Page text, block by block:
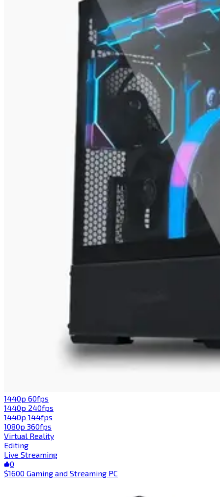
1440p 60fps​​​​‌ ‍ ​‍​‍‌‍ ‌ ​‍‌‍‍‌‌‍‌ ‌‍‍‌‌‍ ‍​‍​‍​ ‍‍​‍​‍‌ ​ ‌‍​‌‌‍ ‍‌‍‍‌‌ ‌​‌ ‍‌​‍ ‍‌‍‍‌‌‍ ​‍​‍​‍ ​​‍​‍‌‍‍​‌ ​‍‌‍‌‌‌‍‌‍​‍​‍​ ‍‍​‍​‍​‍ ‌‍​‌‌‍‌​‌‍ ‌‌‍‍‌‌‍ ‍​‍ ‌‍‍‌‌‍ ‍‌ ‌​‌‍‌‌‌‍ ‍‌ ‌​​‍ ‌‍‌‌‌‍‌​‌‍‍‌‌ ‌​​‍ ‌‍ ‌‌‍ ‌‍‌​‌‍‌‌​ ‌‌ ​​‌ ​‍‌‍‌‌‌ ​ ‌‍‌‌‌‍ ‍‌ ‌​‌‍​‌‌ ‌​‌‍‍‌‌‍ ‌‍ ‍​ ‍ ‌‍‍‌‌‍‌​​ ‌​ ​‍​ ‌ ‌‍​ ​ ‍​​ ‍‌‌‍​‍​ ‌ ​ ​​​‍ ‌​ ​‍​ ‍‌​ ‍​‌‍‌‍​‍ ‌​ ‌​​ ‍‌​ ‌‍​ ‍‌​‍ ‌‌‍​‌​ ​‌​ ‌​​ ‍​​‍ ‌​ ​​​ ​ ​ ‌ ‌‍​‌‌‍​‌​ ‍‌​ ‍​​ ‌‍​ ​ ‌‍​ ​ ​ ​ ​ ​ ‍ ‌ ‌​‌ ‍‌‌ ​​‌‍‌‌​ ‌‌ ​​‌‍‌‌‌ ​‍‌‍‌‍‌‍ ‌ ​‍‌‍ ‌‌‍​‌‌‍ ‍‌‍​ ‌‍‌‌​ ‍ ‌ ​​‌‍​‌‌ ‌​‌‍‍​​ ‌‌‍ ‍‌‍​‌‌‍ ‌‌‍‌‌​ ‌‍​‍‌‍​‌‌ ​ ‌‍‌‌‌‌‌‌‌ ​‍‌‍ ​​ ‌​‍‌‌​ ​‍‌​‌‍‌‍​‌‌‍‌​‌‍ ‌‌‍‍‌‌‍ ‍​‍‌‍‌‍‍‌‌‍‌​​ ‌​ ​‍​ ‌ ‌‍​ ​ ‍​​ ‍‌‌‍​‍​ ‌ ​ ​​​‍ ‌​ ​‍​ ‍‌​ ‍​‌‍‌‍​‍ ‌​ ‌​​ ‍‌​ ‌‍​ ‍‌​‍ ‌‌‍​‌​ ​‌​ ‌​​ ‍​​‍ ‌​ ​​​ ​ ​ ‌ ‌‍​‌‌‍​‌​ ‍‌​ ‍​​ ‌‍​ ​ ‌‍​ ​ ​ ​ ​ ​‍‌‍‌ ‌​‌ ‍‌‌ ​​‌‍‌‌​ ‌‌ ​​‌‍‌‌‌ ​‍‌‍‌‍‌‍ ‌ ​‍‌‍ ‌‌‍​‌‌‍ ‍‌‍​ ‌‍‌‌​‍‌‍‌ ​​‌‍​‌‌ ‌​‌‍‍​​ ‌‌‍ ‍‌‍​‌‌‍ ‌‌‍‌‌​‍‌‍‌ ​​‌‍‌‌‌ ​‍‌ ​ ‌ ​​‌‍‌‌‌‍​ ‌ ‌​‌‍‍‌‌ ‌‍‌‍‌‌​ ‌‌ ​​‌ ‌‌‌‍​‍‌‍ ​‌‍‍‌‌ ​ ‌‍‍​‌‍‌‌‌‍‌​​‍​‍‌ ‌
1440p 240fps​​​​‌ ‍ ​‍​‍‌‍ ‌ ​‍‌‍‍‌‌‍‌ ‌‍‍‌‌‍ ‍​‍​‍​ ‍‍​‍​‍‌ ​ ‌‍​‌‌‍ ‍‌‍‍‌‌ ‌​‌ ‍‌​‍ ‍‌‍‍‌‌‍ ​‍​‍​‍ ​​‍​‍‌‍‍​‌ ​‍‌‍‌‌‌‍‌‍​‍​‍​ ‍‍​‍​‍​‍ ‌‍​‌‌‍‌​‌‍ ‌‌‍‍‌‌‍ ‍​‍ ‌‍‍‌‌‍ ‍‌ ‌​‌‍‌‌‌‍ ‍‌ ‌​​‍ ‌‍‌‌‌‍‌​‌‍‍‌‌ ‌​​‍ ‌‍ ‌‌‍ ‌‍‌​‌‍‌‌​ ‌‌ ​​‌ ​‍‌‍‌‌‌ ​ ‌‍‌‌‌‍ ‍‌ ‌​‌‍​‌‌ ‌​‌‍‍‌‌‍ ‌‍ ‍​ ‍ ‌‍‍‌‌‍‌​​ ‌‌‍​‍​ ​‌​ ​ ‌‍‌‍​ ​‍‌‍‌‍‌‍​ ​ ‍​​‍ ‌​ ​‌‌‍‌‌‌‍​‌​ ​‌​‍ ‌​ ‌​‌‍​‌‌‍​ ​ ​‍​‍ ‌​ ‍​​ ​​​ ‌‍‌‍​ ​‍ ‌‌‍​‌​ ​​​ ‍​​ ‍​​ ‍​​ ‌‍​ ‌ ​ ‌ ​ ​‍​ ‍​​ ​ ​ ​ ​ ‍ ‌ ‌​‌ ‍‌‌ ​​‌‍‌‌​ ‌‌ ​​‌‍‌‌‌ ​‍‌‍‌‍‌‍ ‌ ​‍‌‍ ‌‌‍​‌‌‍ ‍‌‍​ ‌‍‌‌​ ‍ ‌ ​​‌‍​‌‌ ‌​‌‍‍​​ ‌‌‍ ‍‌‍​‌‌‍ ‌‌‍‌‌​ ‌‍​‍‌‍​‌‌ ​ ‌‍‌‌‌‌‌‌‌ ​‍‌‍ ​​ ‌​‍‌‌​ ​‍‌​‌‍‌‍​‌‌‍‌​‌‍ ‌‌‍‍‌‌‍ ‍​‍‌‍‌‍‍‌‌‍‌​​ ‌‌‍​‍​ ​‌​ ​ ‌‍‌‍​ ​‍‌‍‌‍‌‍​ ​ ‍​​‍ ‌​ ​‌‌‍‌‌‌‍​‌​ ​‌​‍ ‌​ ‌​‌‍​‌‌‍​ ​ ​‍​‍ ‌​ ‍​​ ​​​ ‌‍‌‍​ ​‍ ‌‌‍​‌​ ​​​ ‍​​ ‍​​ ‍​​ ‌‍​ ‌ ​ ‌ ​ ​‍​ ‍​​ ​ ​ ​ ​‍‌‍‌ ‌​‌ ‍‌‌ ​​‌‍‌‌​ ‌‌ ​​‌‍‌‌‌ ​‍‌‍‌‍‌‍ ‌ ​‍‌‍ ‌‌‍​‌‌‍ ‍‌‍​ ‌‍‌‌​‍‌‍‌ ​​‌‍​‌‌ ‌​‌‍‍​​ ‌‌‍ ‍‌‍​‌‌‍ ‌‌‍‌‌​‍‌‍‌ ​​‌‍‌‌‌ ​‍‌ ​ ‌ ​​‌‍‌‌‌‍​ ‌ ‌​‌‍‍‌‌ ‌‍‌‍‌‌​ ‌‌ ​​‌ ‌‌‌‍​‍‌‍ ​‌‍‍‌‌ ​ ‌‍‍​‌‍‌‌‌‍‌​​‍​‍‌ ‌
1440p 144fps​​​​‌ ‍ ​‍​‍‌‍ ‌ ​‍‌‍‍‌‌‍‌ ‌‍‍‌‌‍ ‍​‍​‍​ ‍‍​‍​‍‌ ​ ‌‍​‌‌‍ ‍‌‍‍‌‌ ‌​‌ ‍‌​‍ ‍‌‍‍‌‌‍ ​‍​‍​‍ ​​‍​‍‌‍‍​‌ ​‍‌‍‌‌‌‍‌‍​‍​‍​ ‍‍​‍​‍​‍ ‌‍​‌‌‍‌​‌‍ ‌‌‍‍‌‌‍ ‍​‍ ‌‍‍‌‌‍ ‍‌ ‌​‌‍‌‌‌‍ ‍‌ ‌​​‍ ‌‍‌‌‌‍‌​‌‍‍‌‌ ‌​​‍ ‌‍ ‌‌‍ ‌‍‌​‌‍‌‌​ ‌‌ ​​‌ ​‍‌‍‌‌‌ ​ ‌‍‌‌‌‍ ‍‌ ‌​‌‍​‌‌ ‌​‌‍‍‌‌‍ ‌‍ ‍​ ‍ ‌‍‍‌‌‍‌​​ ‌‌‍​ ​ ​‍​ ‍​​ ‍‌​ ‌​‌‍‌‌‌‍​‍​ ‌​​‍ ‌‌‍‌​​ ‍‌​ ​‌​ ​ ​‍ ‌​ ‌​​ ​‌​ ‌‍​ ‌ ​‍ ‌​ ‍​​ ​‍​ ‌​‌‍​‌​‍ ‌​ ‌​​ ​‌‌‍‌​‌‍​‌‌‍‌‌​ ​ ‌‍‌‌‌‍‌​​ ‌ ‌‍‌​‌‍​ ​ ​ ​ ‍ ‌ ‌​‌ ‍‌‌ ​​‌‍‌‌​ ‌‌ ​​‌‍‌‌‌ ​‍‌‍‌‍‌‍ ‌ ​‍‌‍ ‌‌‍​‌‌‍ ‍‌‍​ ‌‍‌‌​ ‍ ‌ ​​‌‍​‌‌ ‌​‌‍‍​​ ‌‌‍ ‍‌‍​‌‌‍ ‌‌‍‌‌​ ‌‍​‍‌‍​‌‌ ​ ‌‍‌‌‌‌‌‌‌ ​‍‌‍ ​​ ‌​‍‌‌​ ​‍‌​‌‍‌‍​‌‌‍‌​‌‍ ‌‌‍‍‌‌‍ ‍​‍‌‍‌‍‍‌‌‍‌​​ ‌‌‍​ ​ ​‍​ ‍​​ ‍‌​ ‌​‌‍‌‌‌‍​‍​ ‌​​‍ ‌‌‍‌​​ ‍‌​ ​‌​ ​ ​‍ ‌​ ‌​​ ​‌​ ‌‍​ ‌ ​‍ ‌​ ‍​​ ​‍​ ‌​‌‍​‌​‍ ‌​ ‌​​ ​‌‌‍‌​‌‍​‌‌‍‌‌​ ​ ‌‍‌‌‌‍‌​​ ‌ ‌‍‌​‌‍​ ​ ​ ​‍‌‍‌ ‌​‌ ‍‌‌ ​​‌‍‌‌​ ‌‌ ​​‌‍‌‌‌ ​‍‌‍‌‍‌‍ ‌ ​‍‌‍ ‌‌‍​‌‌‍ ‍‌‍​ ‌‍‌‌​‍‌‍‌ ​​‌‍​‌‌ ‌​‌‍‍​​ ‌‌‍ ‍‌‍​‌‌‍ ‌‌‍‌‌​‍‌‍‌ ​​‌‍‌‌‌ ​‍‌ ​ ‌ ​​‌‍‌‌‌‍​ ‌ ‌​‌‍‍‌‌ ‌‍‌‍‌‌​ ‌‌ ​​‌ ‌‌‌‍​‍‌‍ ​‌‍‍‌‌ ​ ‌‍‍​‌‍‌‌‌‍‌​​‍​‍‌ ‌
1080p 360fps​​​​‌ ‍ ​‍​‍‌‍ ‌ ​‍‌‍‍‌‌‍‌ ‌‍‍‌‌‍ ‍​‍​‍​ ‍‍​‍​‍‌ ​ ‌‍​‌‌‍ ‍‌‍‍‌‌ ‌​‌ ‍‌​‍ ‍‌‍‍‌‌‍ ​‍​‍​‍ ​​‍​‍‌‍‍​‌ ​‍‌‍‌‌‌‍‌‍​‍​‍​ ‍‍​‍​‍​‍ ‌‍​‌‌‍‌​‌‍ ‌‌‍‍‌‌‍ ‍​‍ ‌‍‍‌‌‍ ‍‌ ‌​‌‍‌‌‌‍ ‍‌ ‌​​‍ ‌‍‌‌‌‍‌​‌‍‍‌‌ ‌​​‍ ‌‍ ‌‌‍ ‌‍‌​‌‍‌‌​ ‌‌ ​​‌ ​‍‌‍‌‌‌ ​ ‌‍‌‌‌‍ ‍‌ ‌​‌‍​‌‌ ‌​‌‍‍‌‌‍ ‌‍ ‍​ ‍ ‌‍‍‌‌‍‌​​ ‌‌‍‌​‌‍​ ‌‍‌‍​ ‍‌​ ​​‌‍​‍‌‍‌‌‌‍‌​​‍ ‌‌‍‌​​ ‌ ​ ​‍‌‍‌‌​‍ ‌​ ‌​​ ​ ‌‍‌‌‌‍​‍​‍ ‌​ ‍‌‌‍‌‌​ ​​‌‍​ ​‍ ‌​ ‌ ​ ​‍​ ​​​ ‌‍‌‍​ ‌‍‌​​ ‌‍​ ​‍​ ​‌‌‍​‍​ ‌ ‌‍​‍​ ‍ ‌ ‌​‌ ‍‌‌ ​​‌‍‌‌​ ‌‌ ​​‌‍‌‌‌ ​‍‌‍‌‍‌‍ ‌ ​‍‌‍ ‌‌‍​‌‌‍ ‍‌‍​ ‌‍‌‌​ ‍ ‌ ​​‌‍​‌‌ ‌​‌‍‍​​ ‌‌‍ ‍‌‍​‌‌‍ ‌‌‍‌‌​ ‌‍​‍‌‍​‌‌ ​ ‌‍‌‌‌‌‌‌‌ ​‍‌‍ ​​ ‌​‍‌‌​ ​‍‌​‌‍‌‍​‌‌‍‌​‌‍ ‌‌‍‍‌‌‍ ‍​‍‌‍‌‍‍‌‌‍‌​​ ‌‌‍‌​‌‍​ ‌‍‌‍​ ‍‌​ ​​‌‍​‍‌‍‌‌‌‍‌​​‍ ‌‌‍‌​​ ‌ ​ ​‍‌‍‌‌​‍ ‌​ ‌​​ ​ ‌‍‌‌‌‍​‍​‍ ‌​ ‍‌‌‍‌‌​ ​​‌‍​ ​‍ ‌​ ‌ ​ ​‍​ ​​​ ‌‍‌‍​ ‌‍‌​​ ‌‍​ ​‍​ ​‌‌‍​‍​ ‌ ‌‍​‍​‍‌‍‌ ‌​‌ ‍‌‌ ​​‌‍‌‌​ ‌‌ ​​‌‍‌‌‌ ​‍‌‍‌‍‌‍ ‌ ​‍‌‍ ‌‌‍​‌‌‍ ‍‌‍​ ‌‍‌‌​‍‌‍‌ ​​‌‍​‌‌ ‌​‌‍‍​​ ‌‌‍ ‍‌‍​‌‌‍ ‌‌‍‌‌​‍‌‍‌ ​​‌‍‌‌‌ ​‍‌ ​ ‌ ​​‌‍‌‌‌‍​ ‌ ‌​‌‍‍‌‌ ‌‍‌‍‌‌​ ‌‌ ​​‌ ‌‌‌‍​‍‌‍ ​‌‍‍‌‌ ​ ‌‍‍​‌‍‌‌‌‍‌​​‍​‍‌ ‌
Virtual Reality​​​​‌ ‍ ​‍​‍‌‍ ‌ ​‍‌‍‍‌‌‍‌ ‌‍‍‌‌‍ ‍​‍​‍​ ‍‍​‍​‍‌ ​ ‌‍​‌‌‍ ‍‌‍‍‌‌ ‌​‌ ‍‌​‍ ‍‌‍‍‌‌‍ ​‍​‍​‍ ​​‍​‍‌‍‍​‌ ​‍‌‍‌‌‌‍‌‍​‍​‍​ ‍‍​‍​‍​‍ ‌‍​‌‌‍‌​‌‍ ‌‌‍‍‌‌‍ ‍​‍ ‌‍‍‌‌‍ ‍‌ ‌​‌‍‌‌‌‍ ‍‌ ‌​​‍ ‌‍‌‌‌‍‌​‌‍‍‌‌ ‌​​‍ ‌‍ ‌‌‍ ‌‍‌​‌‍‌‌​ ‌‌ ​​‌ ​‍‌‍‌‌‌ ​ ‌‍‌‌‌‍ ‍‌ ‌​‌‍​‌‌ ‌​‌‍‍‌‌‍ ‌‍ ‍​ ‍ ‌‍‍‌‌‍‌​​ ‌​ ​‌​ ​‌‌‍​‌​ ‍‌‌‍‌‌‌‍​‍​ ‌ ​ ​‍​‍ ‌​ ‌​‌‍‌​​ ​‍​ ‌​​‍ ‌​ ‌​​ ​​‌‍‌​​ ​‍​‍ ‌‌‍​‌‌‍​‌‌‍‌​‌‍​‌​‍ ‌‌‍‌‍‌‍‌​‌‍​‍​ ‍‌​ ‌ ​ ‌‍‌‍​‌​ ‌ ‌‍​‍​ ‍​​ ‍‌‌‍‌‍​ ‍ ‌ ‌​‌ ‍‌‌ ​​‌‍‌‌​ ‌‌ ‌​‌‍​‌‌‍‌ ​ ‍ ‌ ​​‌‍​‌‌ ‌​‌‍‍​​ ‌‌‍ ‍‌‍​‌‌‍ ‌‌‍‌‌​ ‌‍​‍‌‍​‌‌ ​ ‌‍‌‌‌‌‌‌‌ ​‍‌‍ ​​ ‌​‍‌‌​ ​‍‌​‌‍‌‍​‌‌‍‌​‌‍ ‌‌‍‍‌‌‍ ‍​‍‌‍‌‍‍‌‌‍‌​​ ‌​ ​‌​ ​‌‌‍​‌​ ‍‌‌‍‌‌‌‍​‍​ ‌ ​ ​‍​‍ ‌​ ‌​‌‍‌​​ ​‍​ ‌​​‍ ‌​ ‌​​ ​​‌‍‌​​ ​‍​‍ ‌‌‍​‌‌‍​‌‌‍‌​‌‍​‌​‍ ‌‌‍‌‍‌‍‌​‌‍​‍​ ‍‌​ ‌ ​ ‌‍‌‍​‌​ ‌ ‌‍​‍​ ‍​​ ‍‌‌‍‌‍​‍‌‍‌ ‌​‌ ‍‌‌ ​​‌‍‌‌​ ‌‌ ‌​‌‍​‌‌‍‌ ​‍‌‍‌ ​​‌‍​‌‌ ‌​‌‍‍​​ ‌‌‍ ‍‌‍​‌‌‍ ‌‌‍‌‌​‍‌‍‌ ​​‌‍‌‌‌ ​‍‌ ​ ‌ ​​‌‍‌‌‌‍​ ‌ ‌​‌‍‍‌‌ ‌‍‌‍‌‌​ ‌‌ ​​‌ ‌‌‌‍​‍‌‍ ​‌‍‍‌‌ ​ ‌‍‍​‌‍‌‌‌‍‌​​‍​‍‌ ‌
Editing​​​​‌ ‍ ​‍​‍‌‍ ‌ ​‍‌‍‍‌‌‍‌ ‌‍‍‌‌‍ ‍​‍​‍​ ‍‍​‍​‍‌ ​ ‌‍​‌‌‍ ‍‌‍‍‌‌ ‌​‌ ‍‌​‍ ‍‌‍‍‌‌‍ ​‍​‍​‍ ​​‍​‍‌‍‍​‌ ​‍‌‍‌‌‌‍‌‍​‍​‍​ ‍‍​‍​‍​‍ ‌‍​‌‌‍‌​‌‍ ‌‌‍‍‌‌‍ ‍​‍ ‌‍‍‌‌‍ ‍‌ ‌​‌‍‌‌‌‍ ‍‌ ‌​​‍ ‌‍‌‌‌‍‌​‌‍‍‌‌ ‌​​‍ ‌‍ ‌‌‍ ‌‍‌​‌‍‌‌​ ‌‌ ​​‌ ​‍‌‍‌‌‌ ​ ‌‍‌‌‌‍ ‍‌ ‌​‌‍​‌‌ ‌​‌‍‍‌‌‍ ‌‍ ‍​ ‍ ‌‍‍‌‌‍‌​​ ‌‌‍‌​​ ‌ ‌‍​‍‌‍‌​​ ​‌‌‍​ ​ ‌‍​ ‌​​‍ ‌​ ​‍​ ‌ ​ ‌​​ ‍‌​‍ ‌​ ‌​​ ​‍​ ​ ​ ‍‌​‍ ‌​ ‍​​ ​​​ ‌​‌‍‌‍​‍ ‌​ ‌‍‌‍‌‍‌‍​ ​ ‌‌​ ‌‌‌‍‌​​ ​‌​ ‌ ‌‍​‍‌‍​‍‌‍‌‌​ ​‌​ ‍ ‌ ‌​‌ ‍‌‌ ​​‌‍‌‌​ ‌‌ ‌​‌‍​‌‌‍‌ ​ ‍ ‌ ​​‌‍​‌‌ ‌​‌‍‍​​ ‌‌‍ ‍‌‍​‌‌‍ ‌‌‍‌‌​ ‌‍​‍‌‍​‌‌ ​ ‌‍‌‌‌‌‌‌‌ ​‍‌‍ ​​ ‌​‍‌‌​ ​‍‌​‌‍‌‍​‌‌‍‌​‌‍ ‌‌‍‍‌‌‍ ‍​‍‌‍‌‍‍‌‌‍‌​​ ‌‌‍‌​​ ‌ ‌‍​‍‌‍‌​​ ​‌‌‍​ ​ ‌‍​ ‌​​‍ ‌​ ​‍​ ‌ ​ ‌​​ ‍‌​‍ ‌​ ‌​​ ​‍​ ​ ​ ‍‌​‍ ‌​ ‍​​ ​​​ ‌​‌‍‌‍​‍ ‌​ ‌‍‌‍‌‍‌‍​ ​ ‌‌​ ‌‌‌‍‌​​ ​‌​ ‌ ‌‍​‍‌‍​‍‌‍‌‌​ ​‌​‍‌‍‌ ‌​‌ ‍‌‌ ​​‌‍‌‌​ ‌‌ ‌​‌‍​‌‌‍‌ ​‍‌‍‌ ​​‌‍​‌‌ ‌​‌‍‍​​ ‌‌‍ ‍‌‍​‌‌‍ ‌‌‍‌‌​‍‌‍‌ ​​‌‍‌‌‌ ​‍‌ ​ ‌ ​​‌‍‌‌‌‍​ ‌ ‌​‌‍‍‌‌ ‌‍‌‍‌‌​ ‌‌ ​​‌ ‌‌‌‍​‍‌‍ ​‌‍‍‌‌ ​ ‌‍‍​‌‍‌‌‌‍‌​​‍​‍‌ ‌
Live Streaming​​​​‌ ‍ ​‍​‍‌‍ ‌ ​‍‌‍‍‌‌‍‌ ‌‍‍‌‌‍ ‍​‍​‍​ ‍‍​‍​‍‌ ​ ‌‍​‌‌‍ ‍‌‍‍‌‌ ‌​‌ ‍‌​‍ ‍‌‍‍‌‌‍ ​‍​‍​‍ ​​‍​‍‌‍‍​‌ ​‍‌‍‌‌‌‍‌‍​‍​‍​ ‍‍​‍​‍​‍ ‌‍​‌‌‍‌​‌‍ ‌‌‍‍‌‌‍ ‍​‍ ‌‍‍‌‌‍ ‍‌ ‌​‌‍‌‌‌‍ ‍‌ ‌​​‍ ‌‍‌‌‌‍‌​‌‍‍‌‌ ‌​​‍ ‌‍ ‌‌‍ ‌‍‌​‌‍‌‌​ ‌‌ ​​‌ ​‍‌‍‌‌‌ ​ ‌‍‌‌‌‍ ‍‌ ‌​‌‍​‌‌ ‌​‌‍‍‌‌‍ ‌‍ ‍​ ‍ ‌‍‍‌‌‍‌​​ ‌​ ​‌‌‍​‍​ ‌‍‌‍​‌‌‍​ ​ ​‌‌‍​‍​ ​‍​‍ ‌‌‍‌​​ ‌ ​ ‍​​ ‌‍​‍ ‌​ ‌​​ ‍​‌‍‌‌​ ‍‌​‍ ‌‌‍​‍​ ​‌‌‍‌‌‌‍‌​​‍ ‌​ ​​‌‍​‍​ ‍‌​ ‌ ‌‍​‍‌‍‌​​ ‌ ​ ‌ ​ ​‌‌‍‌​​ ​​‌‍‌​​ ‍ ‌ ‌​‌ ‍‌‌ ​​‌‍‌‌​ ‌‌ ‌​‌‍​‌‌‍‌ ​ ‍ ‌ ​​‌‍​‌‌ ‌​‌‍‍​​ ‌‌‍ ‍‌‍​‌‌‍ ‌‌‍‌‌​ ‌‍​‍‌‍​‌‌ ​ ‌‍‌‌‌‌‌‌‌ ​‍‌‍ ​​ ‌​‍‌‌​ ​‍‌​‌‍‌‍​‌‌‍‌​‌‍ ‌‌‍‍‌‌‍ ‍​‍‌‍‌‍‍‌‌‍‌​​ ‌​ ​‌‌‍​‍​ ‌‍‌‍​‌‌‍​ ​ ​‌‌‍​‍​ ​‍​‍ ‌‌‍‌​​ ‌ ​ ‍​​ ‌‍​‍ ‌​ ‌​​ ‍​‌‍‌‌​ ‍‌​‍ ‌‌‍​‍​ ​‌‌‍‌‌‌‍‌​​‍ ‌​ ​​‌‍​‍​ ‍‌​ ‌ ‌‍​‍‌‍‌​​ ‌ ​ ‌ ​ ​‌‌‍‌​​ ​​‌‍‌​​‍‌‍‌ ‌​‌ ‍‌‌ ​​‌‍‌‌​ ‌‌ ‌​‌‍​‌‌‍‌ ​‍‌‍‌ ​​‌‍​‌‌ ‌​‌‍‍​​ ‌‌‍ ‍‌‍​‌‌‍ ‌‌‍‌‌​‍‌‍‌ ​​‌‍‌‌‌ ​‍‌ ​ ‌ ​​‌‍‌‌‌‍​ ‌ ‌​‌‍‍‌‌ ‌‍‌‍‌‌​ ‌‌ ​​‌ ‌‌‌‍​‍‌‍ ​‌‍‍‌‌ ​ ‌‍‍​‌‍‌‌‌‍‌​​‍​‍‌ ‌
0
$1600 Gaming and Streaming PC​​​​‌ ‍ ​‍​‍‌‍ ‌ ​‍‌‍‍‌‌‍‌ ‌‍‍‌‌‍ ‍​‍​‍​ ‍‍​‍​‍‌ ​ ‌‍​‌‌‍ ‍‌‍‍‌‌ ‌​‌ ‍‌​‍ ‍‌‍‍‌‌‍ ​‍​‍​‍ ​​‍​‍‌‍‍​‌ ​‍‌‍‌‌‌‍‌‍​‍​‍​ ‍‍​‍​‍​‍ ‌‍​‌‌‍‌​‌‍ ‌‌‍‍‌‌‍ ‍​‍ ‌‍‍‌‌‍ ‍‌ ‌​‌‍‌‌‌‍ ‍‌ ‌​​‍ ‌‍‌‌‌‍‌​‌‍‍‌‌ ‌​​‍ ‌‍ ‌‌‍ ‌‍‌​‌‍‌‌​ ‌‌ ​​‌ ​‍‌‍‌‌‌ ​ ‌‍‌‌‌‍ ‍‌ ‌​‌‍​‌‌ ‌​‌‍‍‌‌‍ ‌‍ ‍​ ‍ ‌‍‍‌‌‍‌​​ ‌​ ​‌​ ‌​​ ‍‌‌‍‌​‌‍‌‍​ ‌‍​ ​‌‌‍‌​​‍ ‌​ ​‌​ ​‌​ ‌ ‌‍​‌​‍ ‌​ ‌​‌‍‌‍​ ‌ ​ ​‍​‍ ‌‌‍​‌​ ​‌‌‍‌‍​ ‌‌​‍ ‌​ ‌​​ ‌‍​ ​‍​ ‌ ​ ‌‍‌‍​‌​ ‌​​ ​‍‌‍‌‍​ ‌‌‌‍‌‍‌‍‌​​ ‍ ‌ ‌​‌ ‍‌‌ ​​‌‍‌‌​ ‌‌‍​‍‌ ‌‌‌‍‍‌‌‍ ​‌‍‌​​ ‍ ‌ ​​‌‍​‌‌ ‌​‌‍‍​​ ‌‌‍‍‌​ ​‌​ ‍​‌‍ ‍‌‌ ‌‍ ‍‌‍​‌‌‍ ‌‌‍‌‌​‍‌‌​ ‌‌‌​​‍‌‌ ‌‍‍ ‌‍‌‌‌ ‍‌​‍‌‌​ ​ ‌​‌​​‍‌‌​ ​ ‌​‌​​‍‌‌​ ​‍​ ​‍‌‍‌‌‌‍ ‍​‍‌‌​ ​‍​ ​‍​‍‌‌​ ‌‌‌​‌​​‍ ‍‌ ‌‍‌‍​‌‌‍ ​‌ ‌‌‌‍‌‌​ ‌‍​‍‌‍​‌‌ ​ ‌‍‌‌‌‌‌‌‌ ​‍‌‍ ​​ ‌​‍‌‌​ ​‍‌​‌‍‌‍​‌‌‍‌​‌‍ ‌‌‍‍‌‌‍ ‍​‍‌‍‌‍‍‌‌‍‌​​ ‌​ ​‌​ ‌​​ ‍‌‌‍‌​‌‍‌‍​ ‌‍​ ​‌‌‍‌​​‍ ‌​ ​‌​ ​‌​ ‌ ‌‍​‌​‍ ‌​ ‌​‌‍‌‍​ ‌ ​ ​‍​‍ ‌‌‍​‌​ ​‌‌‍‌‍​ ‌‌​‍ ‌​ ‌​​ ‌‍​ ​‍​ ‌ ​ ‌‍‌‍​‌​ ‌​​ ​‍‌‍‌‍​ ‌‌‌‍‌‍‌‍‌​​‍‌‍‌ ‌​‌ ‍‌‌ ​​‌‍‌‌​ ‌‌‍​‍‌ ‌‌‌‍‍‌‌‍ ​‌‍‌​​‍‌‍‌ ​​‌‍​‌‌ ‌​‌‍‍​​ ‌‌‍‍‌​ ​‌​ ‍​‌‍ ‍‌‌ ‌‍ ‍‌‍​‌‌‍ ‌‌‍‌‌​‍‌‌​ ‌‌‌​​‍‌‌ ‌‍‍ ‌‍‌‌‌ ‍‌​‍‌‌​ ​ ‌​‌​​‍‌‌​ ​ ‌​‌​​‍‌‌​ ​‍​ ​‍‌‍‌‌‌‍ ‍​‍‌‌​ ​‍​ ​‍​‍‌‌​ ‌‌‌​‌​​‍ ‍‌ ‌‍‌‍​‌‌‍ ​‌ ‌‌‌‍‌‌​‍‌‍‌ ​​‌‍‌‌‌ ​‍‌ ​ ‌ ​​‌‍‌‌‌‍​ ‌ ‌​‌‍‍‌‌ ‌‍‌‍‌‌​ ‌‌ ​​‌ ‌‌‌‍​‍‌‍ ​‌‍‍‌‌ ​ ‌‍‍​‌‍‌‌‌‍‌​​‍​‍‌ ‌